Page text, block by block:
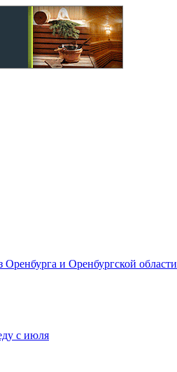
и Оренбургской области
с июля